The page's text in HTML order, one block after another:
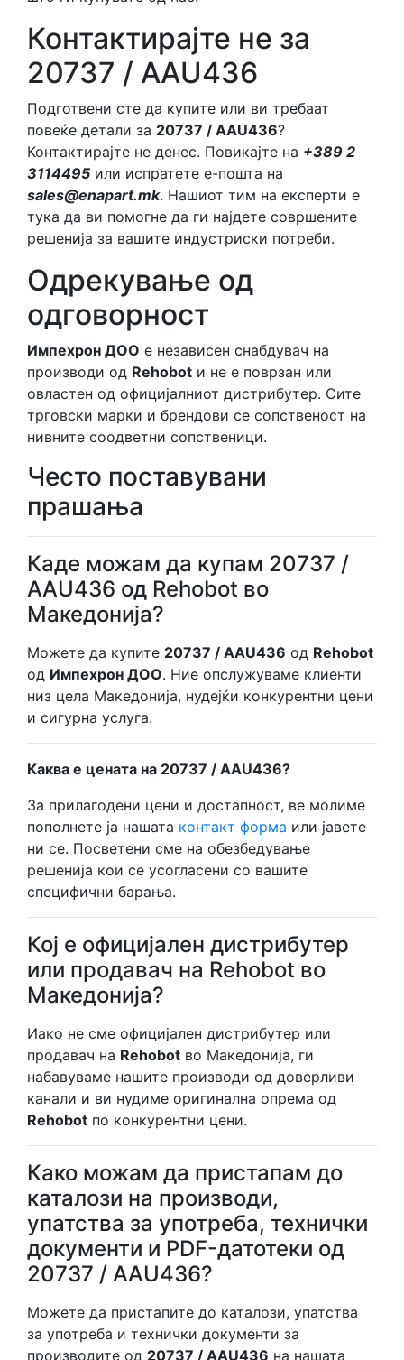
Контактирајте не за
20737 / AAU436
Подготвени сте да купите или ви требаат
повеќе детали за 20737 / AAU436?
Контактирајте не денес. Повикајте на +389 2
3114495 или испратете е-пошта на
sales@enapart.mk. Нашиот тим на експерти е
тука да ви помогне да ги најдете совршените
решенија за вашите индустриски потреби.
Одрекување од
одговорност
Импехрон ДОО е независен снабдувач на
производи од Rehobot и не е поврзан или
овластен од официјалниот дистрибутер. Сите
трговски марки и брендови се сопственост на
нивните соодветни сопственици.
Често поставувани
прашања
Каде можам да купам 20737 /
AAU436 од Rehobot во
Македонија?
Можете да купите 20737 / AAU436 од Rehobot
од Импехрон ДОО. Ние опслужуваме клиенти
низ цела Македонија, нудејќи конкурентни цени
и сигурна услуга.
Каква е цената на 20737 / AAU436?
За прилагодени цени и достапност, ве молиме
пополнете ја нашата контакт форма или јавете
ни се. Посветени сме на обезбедување
решенија кои се усогласени со вашите
специфични барања.
Кој е официјален дистрибутер
или продавач на Rehobot во
Македонија?
Иако не сме официјален дистрибутер или
продавач на Rehobot во Македонија, ги
набавуваме нашите производи од доверливи
канали и ви нудиме оригинална опрема од
Rehobot по конкурентни цени.
Како можам да пристапам до
каталози на производи,
упатства за употреба, технички
документи и PDF-датотеки од
20737 / AAU436?
Можете да пристапите до каталози, упатства
за употреба и технички документи за
производите од 20737 / AAU436 на нашата